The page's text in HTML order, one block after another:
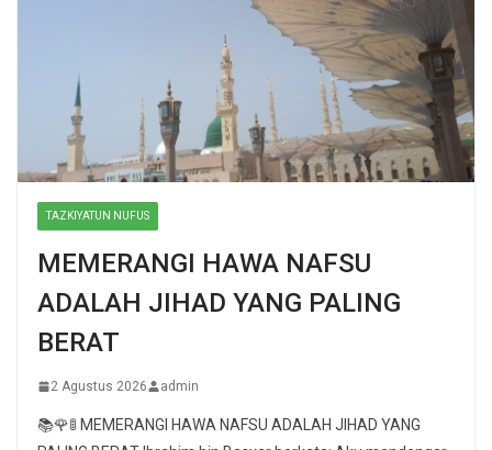
TAZKIYATUN NUFUS
MEMERANGI HAWA NAFSU
ADALAH JIHAD YANG PALING
BERAT
2 Agustus 2026 admin
📚🌹🚦 MEMERANGI HAWA NAFSU ADALAH JIHAD YANG